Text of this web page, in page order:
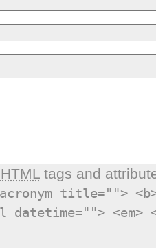
HTMLtags and
title="">
datetime="">